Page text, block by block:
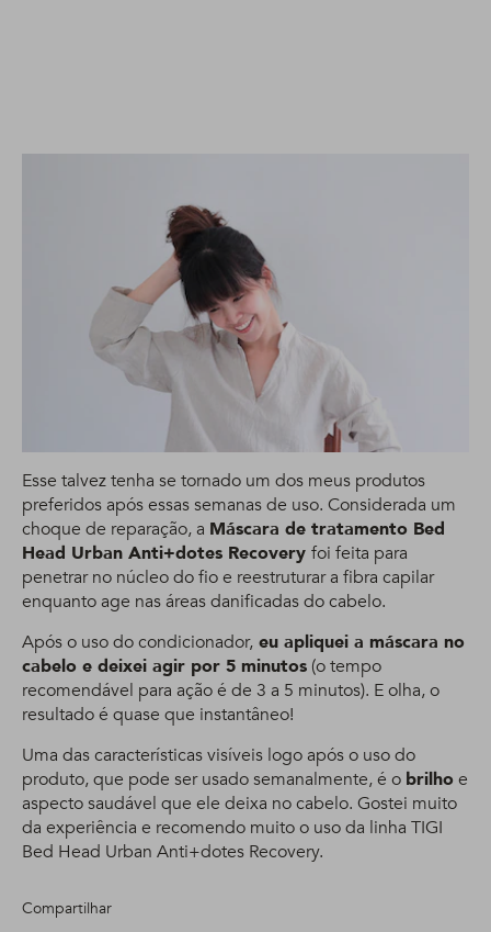
Esse talvez tenha se tornado um dos meus produtos
preferidos após essas semanas de uso. Considerada um
choque de reparação, a Máscara de tratamento Bed
Head Urban Anti+dotes Recovery foi feita para
penetrar no núcleo do fio e reestruturar a fibra capilar
enquanto age nas áreas danificadas do cabelo.
Após o uso do condicionador, eu apliquei a máscara no
cabelo e deixei agir por 5 minutos (o tempo
recomendável para ação é de 3 a 5 minutos). E olha, o
resultado é quase que instantâneo!
Uma das características visíveis logo após o uso do
produto, que pode ser usado semanalmente, é o brilho e
aspecto saudável que ele deixa no cabelo. Gostei muito
da experiência e recomendo muito o uso da linha TIGI
Bed Head Urban Anti+dotes Recovery.
Compartilhar